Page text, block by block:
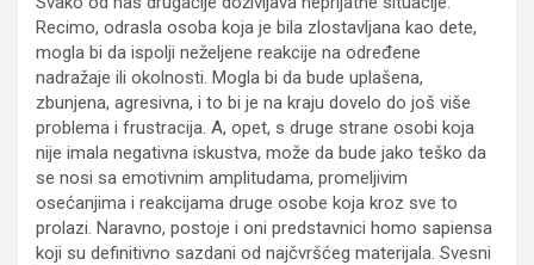
Recimo, odrasla osoba koja je bila zlostavljana kao dete,
mogla bi da ispolji neželjene reakcije na određene
nadražaje ili okolnosti. Mogla bi da bude uplašena,
zbunjena, agresivna, i to bi je na kraju dovelo do još više
problema i frustracija. A, opet, s druge strane osobi koja
nije imala negativna iskustva, može da bude jako teško da
se nosi sa emotivnim amplitudama, promeljivim
osećanjima i reakcijama druge osobe koja kroz sve to
prolazi. Naravno, postoje i oni predstavnici homo sapiensa
koji su definitivno sazdani od najčvršćeg materijala. Svesni